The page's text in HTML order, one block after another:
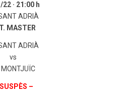
· 21:00 h
ADRIÀ
MASTER
ADRIÀ
vs
MONTJUÏC
–